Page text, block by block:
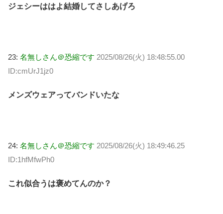
ジェシーははよ結婚してさしあげろ
23: 名無しさん＠恐縮です 2025/08/26(火) 18:48:55.00
ID:cmUrJ1jz0
メンズウェアってバンドいたな
24: 名無しさん＠恐縮です 2025/08/26(火) 18:49:46.25
ID:1hfMfwPh0
これ似合うは褒めてんのか？